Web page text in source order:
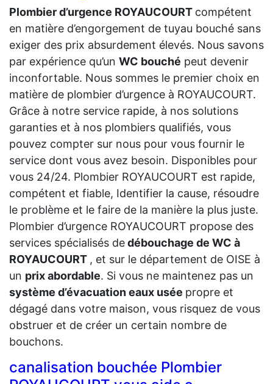
Plombier d’urgence ROYAUCOURT compétent
en matière d’engorgement de tuyau bouché sans
exiger des prix absurdement élevés. Nous savons
par expérience qu’un WC bouché peut devenir
inconfortable. Nous sommes le premier choix en
matière de plombier d’urgence à ROYAUCOURT.
Grâce à notre service rapide, à nos solutions
garanties et à nos plombiers qualifiés, vous
pouvez compter sur nous pour vous fournir le
service dont vous avez besoin. Disponibles pour
vous 24/24. Plombier ROYAUCOURT est rapide,
compétent et fiable, Identifier la cause, résoudre
le problème et le faire de la manière la plus juste.
Plombier d’urgence ROYAUCOURT propose des
services spécialisés dedébouchage de WC à
ROYAUCOURT , et sur le département de OISE à
un prix abordable. Si vous ne maintenez pas un
système d’évacuation eaux usée propre et
dégagé dans votre maison, vous risquez de vous
obstruer et de créer un certain nombre de
bouchons.
canalisation bouchée Plombier